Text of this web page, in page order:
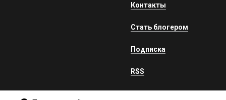
Контакты
Стать блогером
Подписка
RSS